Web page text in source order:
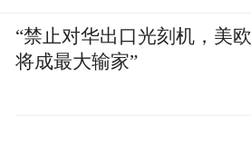
“禁止对华出口光刻机，美欧
将成最大输家”